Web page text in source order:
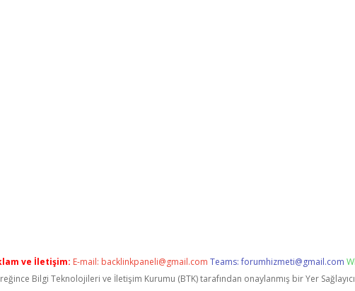
ve İletişim: E-mail: backlinkpaneli@gmail.com Teams:forumhizmeti@gmail.com
Bilgi Teknolojileri ve İletişim Kurumu (BTK) tarafından onaylanmış bir Yer